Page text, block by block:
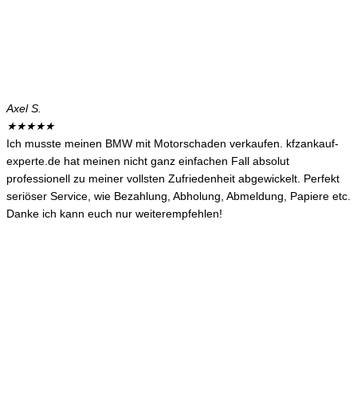
Axel S.
★★★★★
Ich musste meinen BMW mit Motorschaden verkaufen. kfzankauf-
experte.de hat meinen nicht ganz einfachen Fall absolut
professionell zu meiner vollsten Zufriedenheit abgewickelt. Perfekt
seriöser Service, wie Bezahlung, Abholung, Abmeldung, Papiere etc.
Danke ich kann euch nur weiterempfehlen!